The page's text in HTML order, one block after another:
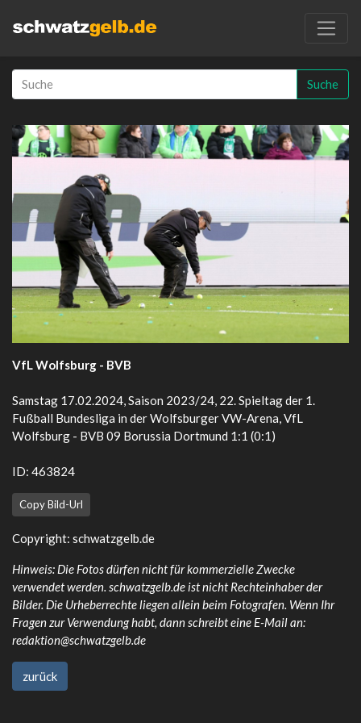
Suche
VfL Wolfsburg - BVB
Samstag 17.02.2024, Saison 2023/24, 22. Spieltag der 1.
Fußball Bundesliga in der Wolfsburger VW-Arena, VfL
Wolfsburg - BVB 09 Borussia Dortmund 1:1 (0:1)
ID: 463824
Copy Bild-Url
Copyright: schwatzgelb.de
Hinweis: Die Fotos dürfen nicht für kommerzielle Zwecke
verwendet werden. schwatzgelb.de ist nicht Rechteinhaber der
Bilder. Die Urheberrechte liegen allein beim Fotografen. Wenn Ihr
Fragen zur Verwendung habt, dann schreibt eine E-Mail an:
redaktion@schwatzgelb.de
zurück